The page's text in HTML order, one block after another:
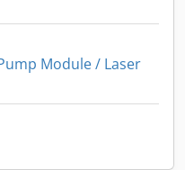
Module / Laser